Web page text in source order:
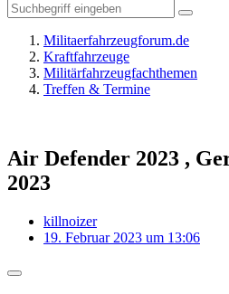
Militaerfahrzeugforum.de
Kraftfahrzeuge
Militärfahrzeugfachthemen
Treffen & Termine
Air Defender 2023 ,
2023
killnoizer
19. Februar 2023 um 13:06